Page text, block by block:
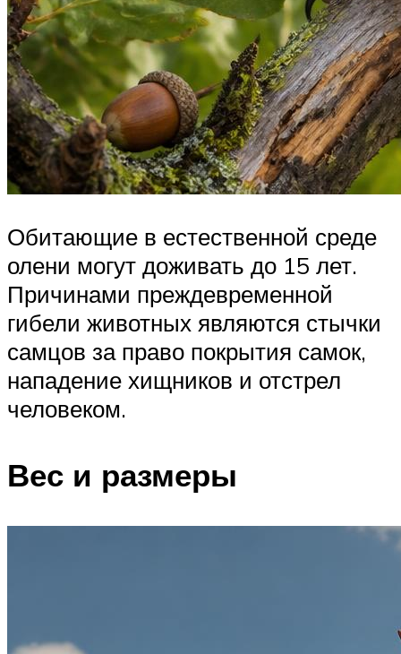
Обитающие в естественной среде
олени могут доживать до 15 лет.
Причинами преждевременной
гибели животных являются стычки
самцов за право покрытия самок,
нападение хищников и отстрел
человеком.
Вес и размеры